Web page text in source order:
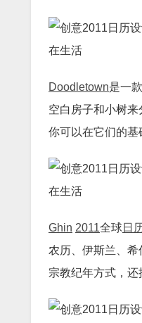
Doodletown是一
空白房子和小树来
你可以在它们的基
Ghin 2011全球日
农历、伊斯兰、
宗教纪年方式，还